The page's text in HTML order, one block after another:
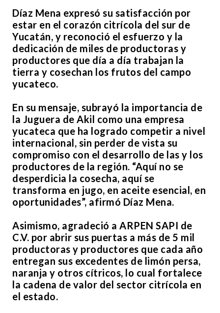
Díaz Mena expresó su satisfacción por
estar en el corazón citrícola del sur de
Yucatán, y reconoció el esfuerzo y la
dedicación de miles de productoras y
productores que día a día trabajan la
tierra y cosechan los frutos del campo
yucateco.
En su mensaje, subrayó la importancia de
la Juguera de Akil como una empresa
yucateca que ha logrado competir a nivel
internacional, sin perder de vista su
compromiso con el desarrollo de las y los
productores de la región. “Aquí no se
desperdicia la cosecha, aquí se
transforma en jugo, en aceite esencial, en
oportunidades”, afirmó Díaz Mena.
Asimismo, agradeció a ARPEN SAPI de
C.V. por abrir sus puertas a más de 5 mil
productoras y productores que cada año
entregan sus excedentes de limón persa,
naranja y otros cítricos, lo cual fortalece
la cadena de valor del sector citrícola en
el estado.